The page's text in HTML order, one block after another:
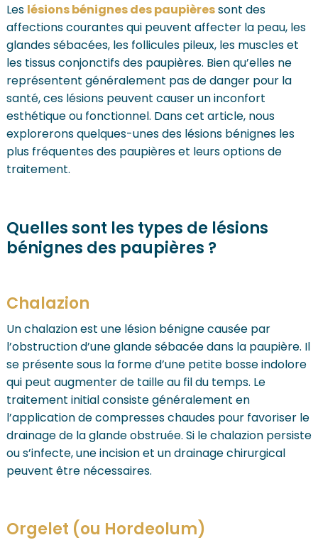
Les lésions bénignes des paupièressont des
affections courantes qui peuvent affecter la peau, les
glandes sébacées, les follicules pileux, les muscles et
les tissus conjonctifs des paupières. Bien qu’elles ne
représentent généralement pas de danger pour la
santé, ces lésions peuvent causer un inconfort
esthétique ou fonctionnel. Dans cet article, nous
explorerons quelques-unes des lésions bénignes les
plus fréquentes des paupières et leurs options de
traitement.
Quelles sont les types de lésions
bénignes des paupières ?
Chalazion
Un chalazion est une lésion bénigne causée par
l’obstruction d’une glande sébacée dans la paupière. Il
se présente sous la forme d’une petite bosse indolore
qui peut augmenter de taille au fil du temps. Le
traitement initial consiste généralement en
l’application de compresses chaudes pour favoriser le
drainage de la glande obstruée. Si le chalazion persiste
ou s’infecte, une incision et un drainage chirurgical
peuvent être nécessaires.
Orgelet (ou Hordeolum)